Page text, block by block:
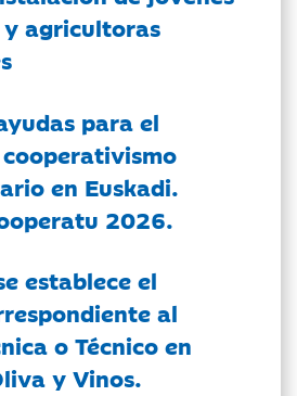
agricultoras
para el
en Euskadi.
2026.
establece el
al
o Técnico en
y Vinos.